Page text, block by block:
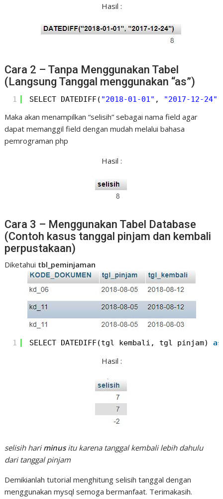
Hasil :
Cara 2 – Tanpa Menggunakan Tabel
(Langsung Tanggal menggunakan “as”)
1 SELECT DATEDIFF( "2018-01-01" , "2017-12-24"
Maka akan menampilkan “selisih” sebagai nama field agar
dapat memanggil field dengan mudah melalui bahasa
pemrograman php
Hasil :
Cara 3 – Menggunakan Tabel Database
(Contoh kasus tanggal pinjam dan kembali
perpustakaan)
Diketahui tbl_peminjaman
1 SELECT DATEDIFF(tgl_kembali, tgl_pinjam) as
Hasil :
selisih hariminusitu karena tanggal kembali lebih dahulu
dari tanggal pinjam
Demikianlah tutorial menghitung selisih tanggal dengan
menggunakan mysql semoga bermanfaat. Terimakasih.